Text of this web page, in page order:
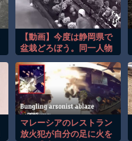
【動画】今度は静岡県で
盆栽どろぼう。同一人物
マレーシアのレストラン
放火犯が自分の足に火を